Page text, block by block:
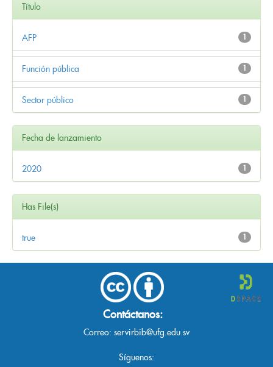
Título
1
AFP
1
Función pública
1
Sector público
Fecha de lanzamiento
1
2020
Has File(s)
1
true
Contáctanos:
Correo: servirbib@ufg.edu.sv
Síguenos: